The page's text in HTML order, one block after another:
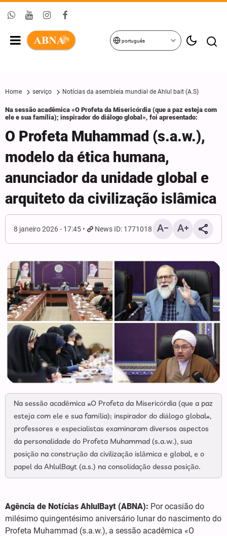
português
Home serviço Notícias da asembleia mundial de Ahlul bait (A.S)
Na sessão acadêmica «O Profeta da Misericórdia (que a paz esteja com
ele e sua família); inspirador do diálogo global», foi apresentado:
O Profeta Muhammad (s.a.w.),
modelo da ética humana,
anunciador da unidade global e
arquiteto da civilização islâmica
8 janeiro 2026 - 17:45 News ID: 1771018
Na sessão acadêmica «O Profeta da Misericórdia (que a paz
esteja com ele e sua família); inspirador do diálogo global»,
professores e especialistas examinaram diversos aspectos
da personalidade do Profeta Muhammad (s.a.w.), sua
posição na construção da civilização islâmica e global, e o
papel da AhlulBayt (a.s.) na consolidação dessa posição.
Agência de Notícias AhlulBayt (ABNA): Por ocasião do
milésimo quingentésimo aniversário lunar do nascimento do
Profeta Muhammad (s.a.w.), a sessão acadêmica «O